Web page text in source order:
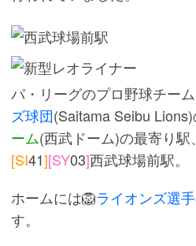
パ・リーグのプロ野球チー
ズ球団(Saitama Seibu Lions)
ーム(西武ドーム)の最寄り駅、
[SI41][SY03]西武球場前駅。
ホームには🦁ライオンズ選
す。